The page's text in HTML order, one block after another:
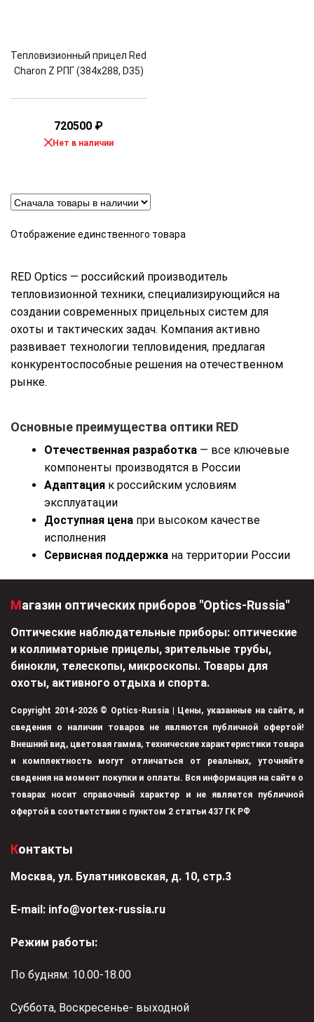
Тепловизионный прицел Red
Charon Z РПГ (384x288, D35)
720500 ₽
Нет в наличии
Отображение единственного товара
RED Optics — российский производитель
тепловизионной техники, специализирующийся на
создании современных прицельных систем для
охоты и тактических задач. Компания активно
развивает технологии тепловидения, предлагая
конкурентоспособные решения на отечественном
рынке.
Основные преимущества оптики RED
Отечественная разработка — все ключевые
компоненты производятся в России
Адаптация к российским условиям
эксплуатации
Доступная цена при высоком качестве
исполнения
Сервисная поддержка на территории России
Магазин оптических приборов "Optics-Russia"
Оптические наблюдательные приборы: оптические
и коллиматорные прицелы, зрительные трубы,
бинокли, телескопы, микроскопы. Товары для
охоты, активного отдыха и спорта.
Copyright 2014-2026 © Optics-Russia | Цены, указанные на сайте, и
сведения о наличии товаров не являются публичной офертой!
Внешний вид, цветовая гамма, технические характеристики товара
и комплектность могут отличаться от реальных, уточняйте
сведения на момент покупки и оплаты. Вся информация на сайте о
товарах носит справочный характер и не является публичной
офертой в соответствии с пунктом 2 статьи 437 ГК РФ
Контакты
Москва, ул. Булатниковская, д. 10, стр.3
Е-mail: info@vortex-russia.ru
Режим работы:
По будням: 10.00-18.00
Суббота, Воскресенье- выходной